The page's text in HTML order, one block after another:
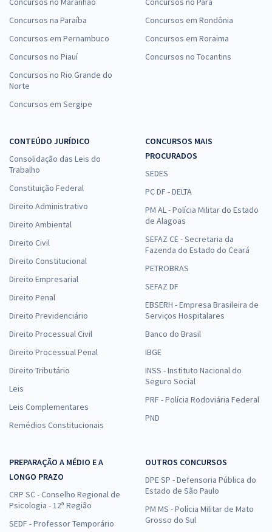
Concursos na Paraíba
Concursos em Pernambuco
Concursos no Piauí
Concursos no Rio Grande do
Norte
Concursos em Sergipe
Concursos em Rondônia
Concursos em Roraima
Concursos no Tocantins
CONTEÚDO JURÍDICO
Consolidação das Leis do
Trabalho
Constituição Federal
Direito Administrativo
Direito Ambiental
Direito Civil
Direito Constitucional
Direito Empresarial
Direito Penal
Direito Previdenciário
Direito Processual Civil
Direito Processual Penal
Direito Tributário
Leis
Leis Complementares
Remédios Constitucionais
CONCURSOS MAIS
PROCURADOS
SEDES
PC DF - DELTA
PM AL - Polícia Militar do Estado
de Alagoas
SEFAZ CE - Secretaria da
Fazenda do Estado do Ceará
PETROBRAS
SEFAZ DF
EBSERH - Empresa Brasileira de
Serviços Hospitalares
Banco do Brasil
IBGE
INSS - Instituto Nacional do
Seguro Social
PRF - Polícia Rodoviária Federal
PND
PREPARAÇÃO A MÉDIO E A
LONGO PRAZO
CRP SC - Conselho Regional de
Psicologia - 12ª Região
SEDF - Professor Temporário
OUTROS CONCURSOS
DPE SP - Defensoria Pública do
Estado de São Paulo
PM MS - Polícia Militar de Mato
Grosso do Sul